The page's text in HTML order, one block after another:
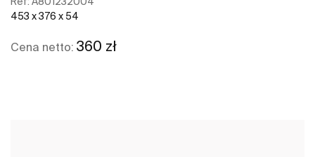
453 x 376 x 54
Cena netto: 360 zł